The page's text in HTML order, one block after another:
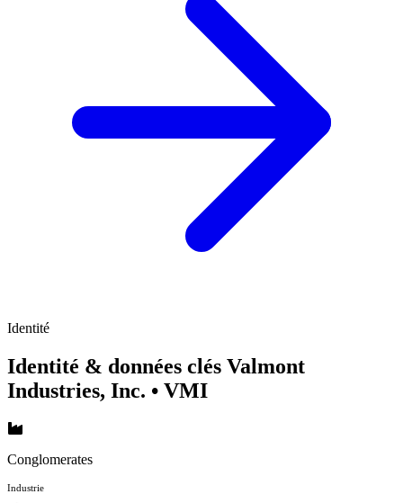
Identité
Identité & données clés Valmont
Industries, Inc. • VMI
Conglomerates
Industrie